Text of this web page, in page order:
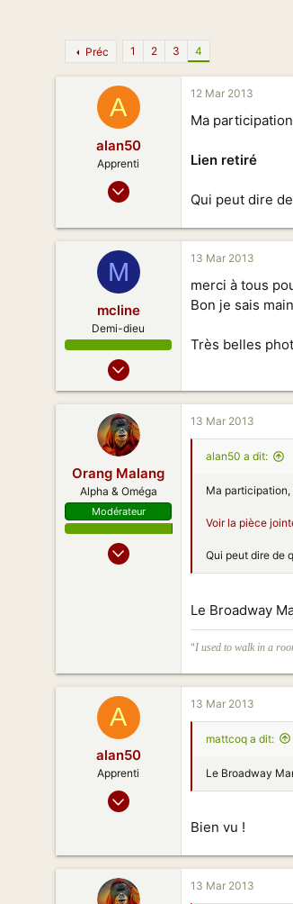
Préc 1 2 3 4
A
alan50
Apprenti
06 Mar 2013
0
12 Mar 2013
Ma
Lien retiré
Qui peut dire
M
mcline
Demi-dieu
06 Sept 2011
325
13 Mar 2013
merci à tous
Bon je sais
Très belles
Orang Malang
Alpha & Oméga
Modérateur
23 Oct 2005
13 Mar 2013
alan50 a dit:
Ma
Voir la pièce
Qui peut dire de
Le Broadway
"I used to walk in a
A
alan50
Apprenti
06 Mar 2013
11
13 Mar 2013
mattcoq a dit:
Le Broadway
Bien vu !
13 Mar 2013